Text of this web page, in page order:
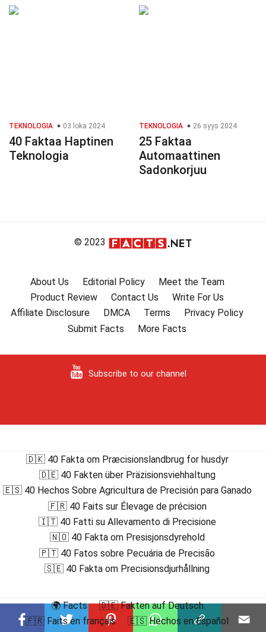
TEKNOLOGIA 03 loka 2024
40 Faktaa Haptinen
Teknologia
TEKNOLOGIA 26 syys 2024
25 Faktaa
Automaattinen
Sadonkorjuu
© 2023
About Us Editorial Policy
Meet the Team
Product Review
Contact Us
Write For Us
Affiliate Disclosure
DMCA Terms
Privacy Policy
Submit Facts
More Facts
Subscribe to our channel
🇩🇰 40 Fakta om Præcisionslandbrug for husdyr
🇩🇪 40 Fakten über Präzisionsviehhaltung
🇪🇸 40 Hechos Sobre Agricultura de Precisión para Ganado
🇫🇷 40 Faits sur Élevage de précision
🇮🇹 40 Fatti su Allevamento di Precisione
🇳🇴 40 Fakta om Presisjonsdyrehold
🇵🇹 40 Fatos sobre Pecuária de Precisão
🇸🇪 40 Fakta om Precisionsdjurhållning
🌍 Facts
🇩🇪 Fakten auf Deutsch
🇫🇷 Faits en français
🇪🇸 Hechos en Español